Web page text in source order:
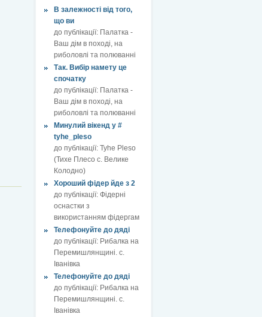
В залежності від того,
що ви
до публікації: Палатка -
Ваш дім в поході, на
риболовлі та полюванні
Так. Вибір намету це
спочатку
до публікації: Палатка -
Ваш дім в поході, на
риболовлі та полюванні
Минулий вікенд у #
tyhe_pleso
до публікації: Tyhe Pleso
(Тихе Плесо с. Велике
Колодно)
Хороший фідер йде з 2
до публікації: Фідерні
оснастки з
використанням фідергам
Телефонуйте до дяді
до публікації: Рибалка на
Перемишлянщині. с.
Іванівка
Телефонуйте до дяді
до публікації: Рибалка на
Перемишлянщині. с.
Іванівка